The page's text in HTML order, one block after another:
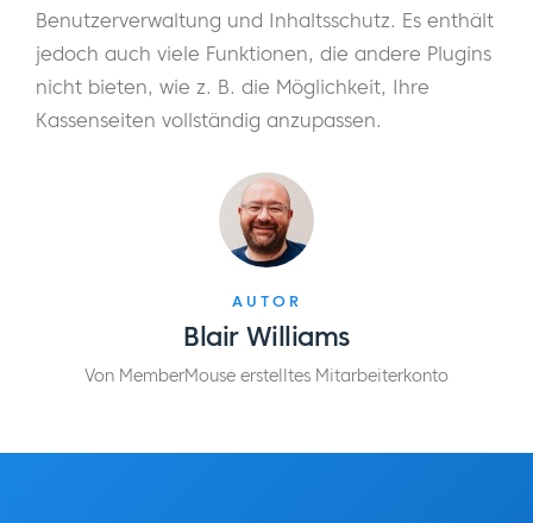
Benutzerverwaltung und Inhaltsschutz. Es enthält
jedoch auch viele Funktionen, die andere Plugins
nicht bieten, wie z. B. die Möglichkeit, Ihre
Kassenseiten vollständig anzupassen.
AUTOR
Blair Williams
Von MemberMouse erstelltes Mitarbeiterkonto